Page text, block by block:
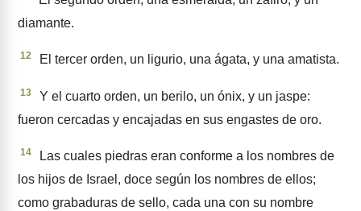
diamante.
12 El tercer orden, un ligurio, una ágata, y una amatista.
13
Y el cuarto orden, un berilo, un ónix, y un jaspe:
fueron cercadas y encajadas en sus engastes de oro.
14
Las cuales piedras eran conforme a los nombres de
los hijos de Israel, doce según los nom­bres de ellos;
como grabaduras de sello, cada una con su nombre